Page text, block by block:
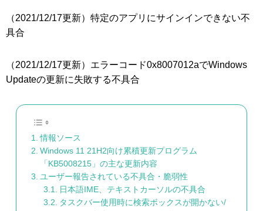
（2021/12/17更新）特定のアプリにサインインできない不
具合
（2021/12/17更新）エラーコード0x8007012aでWindows
Updateの更新に失敗する不具合
情報ソース
Windows 11 21H2向け累積更新プログラム
「KB5008215」の主な更新内容
ユーザー報告されている不具合・脆弱性
日本語IME、テキストカーソルの不具合
タスクバー使用時に検索ボックスが開かない/